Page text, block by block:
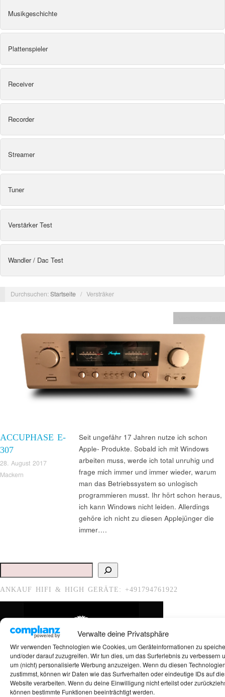
Verwalte deine Privatsphäre
Wir verwenden Technologien wie Cookies, um Geräteinformationen zu
und/oder darauf zuzugreifen. Wir tun dies, um das Surferlebnis zu verbessern
um (nicht) personalisierte Werbung anzuzeigen. Wenn du diesen
zustimmst, können wir Daten wie das Surfverhalten oder eindeutige IDs auf
Website verarbeiten. Wenn du deine Einwilligung nicht erteilst oder
können bestimmte Funktionen beeinträchtigt werden.
Musikgeschichte
Plattenspieler
Receiver
Recorder
Streamer
Tuner
Verstärker Test
Wandler / Dac Test
Durchsuchen:Startseite / Versträker
ACCUPHASE E-
307
28. August 2017
Mackern
Seit ungefähr 17 Jahren nutze ich schon
Apple- Produkte. Sobald ich mit Windows
arbeiten muss, werde ich total unruhig und
frage mich immer und immer wieder, warum
man das Betriebssystem so unlogisch
programmieren musst. Ihr hört schon heraus,
ich kann Windows nicht leiden. Allerdings
gehöre ich nicht zu diesen Applejünger die
immer….
Suchen
ANKAUF HIFI & HIGH GERÄTE: +491794761922